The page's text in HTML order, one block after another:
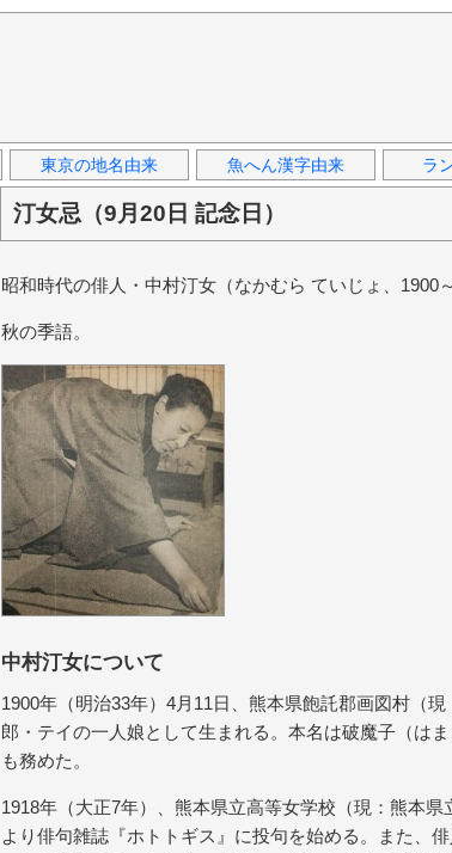
東京の地名由来 魚へん漢字由来 ラ
汀女忌（9月20日 記念日）
昭和時代の俳人・中村汀女（なかむら ていじょ、1900
秋の季語。
中村汀女について
1900年（明治33年）4月11日、熊本県飽託郡画図村（
郎・テイの一人娘として生まれる。本名は破魔子（は
も務めた。
1918年（大正7年）、熊本県立高等女学校（現：熊本
より俳句雑誌『ホトトギス』に投句を始める。また、